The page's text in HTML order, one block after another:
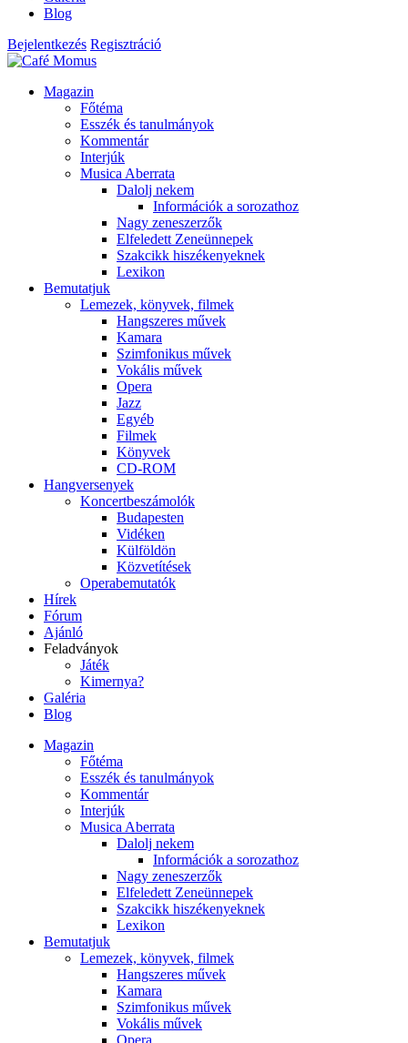
Blog
Bejelentkezés Regisztráció
Magazin
Főtéma
Esszék és tanulmányok
Kommentár
Interjúk
Musica Aberrata
Dalolj nekem
Információk a sorozathoz
Nagy zeneszerzők
Elfeledett Zeneünnepek
Szakcikk hiszékenyeknek
Lexikon
Bemutatjuk
Lemezek, könyvek, filmek
Hangszeres művek
Kamara
Szimfonikus művek
Vokális művek
Opera
Jazz
Egyéb
Filmek
Könyvek
CD-ROM
Hangversenyek
Koncertbeszámolók
Budapesten
Vidéken
Külföldön
Közvetítések
Operabemutatók
Hírek
Fórum
Ajánló
Feladványok
Játék
Kimernya?
Galéria
Blog
Magazin
Főtéma
Esszék és tanulmányok
Kommentár
Interjúk
Musica Aberrata
Dalolj nekem
Információk a sorozathoz
Nagy zeneszerzők
Elfeledett Zeneünnepek
Szakcikk hiszékenyeknek
Lexikon
Bemutatjuk
Lemezek, könyvek, filmek
Hangszeres művek
Kamara
Szimfonikus művek
Vokális művek